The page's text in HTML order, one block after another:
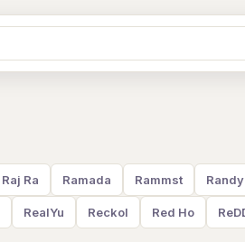
Raj Ra Ramada Rammst Randy
RealYu Reckol Red Ho